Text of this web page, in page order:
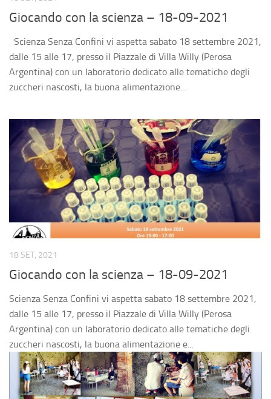
Agenda eventi
Collaborazioni
Novità
Pubblicazioni
Galleria
Foto
Audio
Sostienici
5×1000
Contatti
Giocando con la scienza – 18-09-2021
Scienza Senza Confini vi aspetta sabato 18 settembre 2021,
dalle 15 alle 17, presso il Piazzale di Villa Willy (Perosa
Argentina) con un laboratorio dedicato alle tematiche degli
zuccheri nascosti, la buona alimentazione...
18 SET, 2021
Giocando con la scienza – 18-09-2021
Scienza Senza Confini vi aspetta sabato 18 settembre 2021,
dalle 15 alle 17, presso il Piazzale di Villa Willy (Perosa
Argentina) con un laboratorio dedicato alle tematiche degli
zuccheri nascosti, la buona alimentazione e...